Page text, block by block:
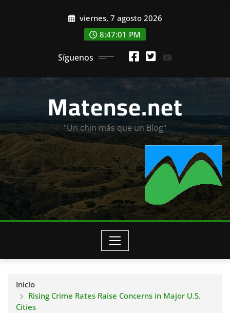
viernes, 7 agosto 2026
8:47:01 PM
Síguenos
Matense.net
"Un chin más que un Blog"
Inicio
Rising Crime Rates Raise Concerns in Major U.S.
Cities